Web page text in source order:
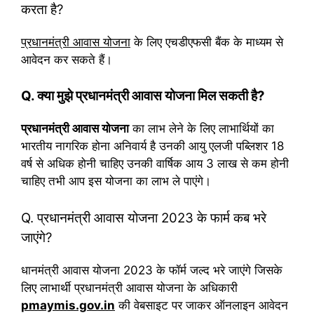
करता है?
प्रधानमंत्री आवास योजना के लिए एचडीएफसी बैंक के माध्यम से
आवेदन कर सकते हैं।
Q. क्या मुझे प्रधानमंत्री आवास योजना मिल सकती है?
प्रधानमंत्री आवास योजनाका लाभ लेने के लिए लाभार्थियों का
भारतीय नागरिक होना अनिवार्य है उनकी आयु एलजी पब्लिशर 18
वर्ष से अधिक होनी चाहिए उनकी वार्षिक आय 3 लाख से कम होनी
चाहिए तभी आप इस योजना का लाभ ले पाएंगे।
Q. प्रधानमंत्री आवास योजना 2023 के फार्म कब भरे
जाएंगे?
धानमंत्री आवास योजना 2023 के फॉर्म जल्द भरे जाएंगे जिसके
लिए लाभार्थी प्रधानमंत्री आवास योजना के अधिकारी
pmaymis.gov.in की वेबसाइट पर जाकर ऑनलाइन आवेदन